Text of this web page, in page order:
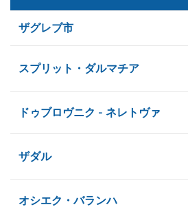
ザグレブ市
スプリット・ダルマチア
ドゥブロヴニク - ネレトヴァ
ザダル
オシエク・バランハ